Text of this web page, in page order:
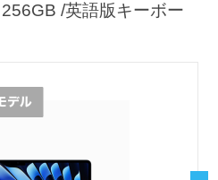
/英語版キーボー